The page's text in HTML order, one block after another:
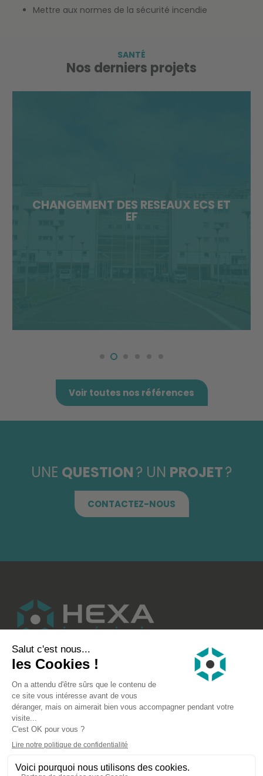
Mettre aux normes de la sécurité incendie
SANTÉ
Nos derniers projets
CHANGEMENT DES RESEAUX ECS ET
EF
Voir toutes nos références
UNE QUESTION? UN PROJET?
CONTACTEZ-NOUS
HEXA INGÉNIERIE
NOUS CONTACTER
SUIVEZ-NOUS